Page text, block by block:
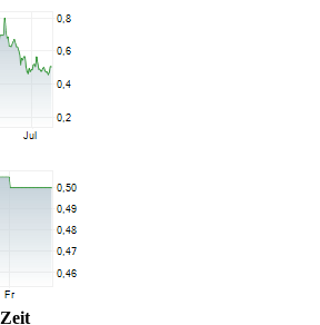
Zeit